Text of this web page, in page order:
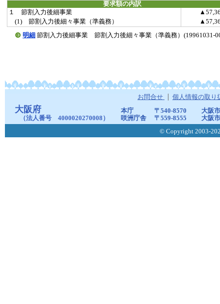
要求額の内訳
１ 節割入力後細事業
(1) 節割入力後細々事業（準義務）
明細 節割入力後細事業 節割入力後細々事業（準義務）(19961031-
お問合せ 個人情報の取り
大阪府
（法人番号 4000020270008）
本庁 〒540-8570
大阪
咲洲庁舎
〒559-8555
大阪
© Copyright 2003-